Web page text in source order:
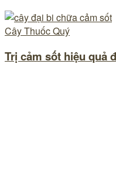
Cây Thuốc Quý
Trị cảm sốt hiệu quả